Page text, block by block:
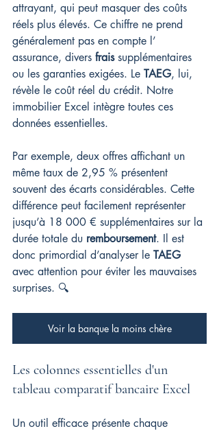
attrayant, qui peut masquer des coûts
réels plus élevés. Ce chiffre ne prend
généralement pas en compte l’
assurance, divers frais supplémentaires
ou les garanties exigées. Le TAEG, lui,
révèle le coût réel du crédit. Notre
immobilier Excel intègre toutes ces
données essentielles.
Par exemple, deux offres affichant un
même taux de 2,95 % présentent
souvent des écarts considérables. Cette
différence peut facilement représenter
jusqu’à 18 000 € supplémentaires sur la
durée totale du remboursement. Il est
donc primordial d’analyser le TAEG
avec attention pour éviter les mauvaises
surprises. 🔍
Voir la banque la moins chère
Les colonnes essentielles d'un
tableau comparatif bancaire Excel
Un outil efficace présente chaque